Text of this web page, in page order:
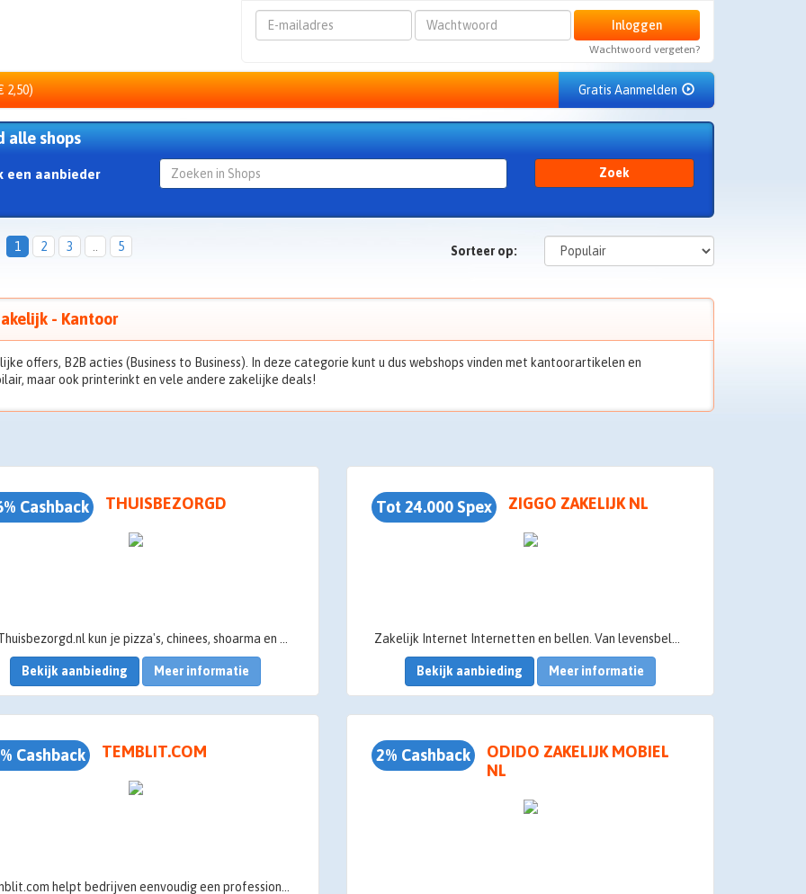
Emailadres Wachtwoord
Inloggen
Wachtwoord vergeten?
2,50) Gratis Aanmelden
alle shops
een aanbieder Zoek
1 2 3 5 Sorteer op:
- Kantoor
offers, B2B acties (Business to Business). In deze categorie kunt u dus webshops vinden met kantoorartikelen en
maar ook printerinkt en vele andere zakelijke deals!
Cashback THUISBEZORGD
Bekijk aanbieding Meer informatie
Tot 24.000 Spex ZIGGO ZAKELIJK NL
Bekijk aanbieding Meer informatie
Cashback TEMBLIT.COM 2% Cashback
ODIDO ZAKELIJK MOBIEL
NL